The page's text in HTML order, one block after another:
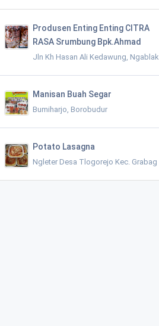
Produsen Enting Enting CITRA
RASA Srumbung Bpk.Ahmad
Jln Kh Hasan Ali Kedawung, Ngablak
Manisan Buah Segar
Bumiharjo, Borobudur
Potato Lasagna
Ngleter Desa Tlogorejo Kec. Grabag